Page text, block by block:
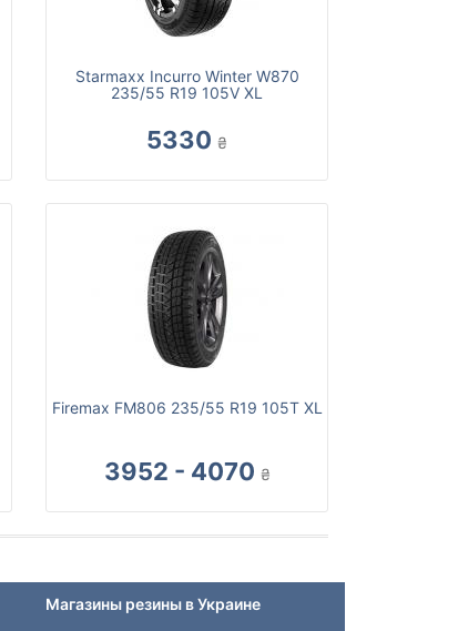
Starmaxx Incurro Winter W870
235/55 R19 105V XL
5330 ₴
Firemax FM806 235/55 R19 105T XL
3952 - 4070 ₴
Магазины резины в Украине